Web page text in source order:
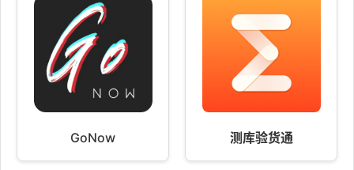
GoNow 测库验货通